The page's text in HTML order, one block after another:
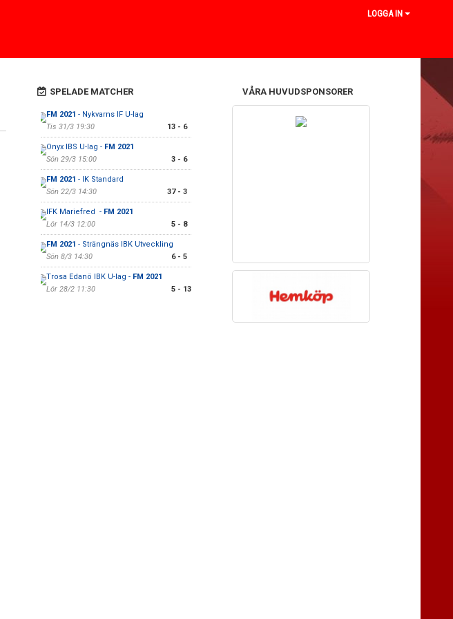
LOGGA IN
SPELADE MATCHER
FM 2021 - Nykvarns IF U-lag
Tis 31/3 19:30
13 - 6
Onyx IBS U-lag - FM 2021
Sön 29/3 15:00
3 - 6
FM 2021 - IK Standard
Sön 22/3 14:30
37 - 3
IFK Mariefred - FM 2021
Lör 14/3 12:00
5 - 8
FM 2021 - Strängnäs IBK Utveckling
Sön 8/3 14:30
6 - 5
Trosa Edanö IBK U-lag - FM 2021
Lör 28/2 11:30
5 - 13
VÅRA HUVUDSPONSORER